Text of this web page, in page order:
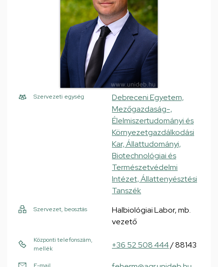
Szervezeti egység
Debreceni Egyetem,
Mezőgazdaság-,
Élelmiszertudományi és
Környezetgazdálkodási
Kar, Állattudományi,
Biotechnológiai és
Természetvédelmi
Intézet, Állattenyésztési
Tanszék
Szervezet, beosztás
Halbiológiai Labor, mb.
vezető
Központi telefonszám,
mellék
+36 52 508 444/ 88143